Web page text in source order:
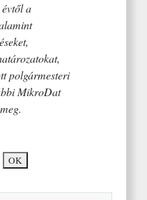
a
polgármesteri
MikroDat